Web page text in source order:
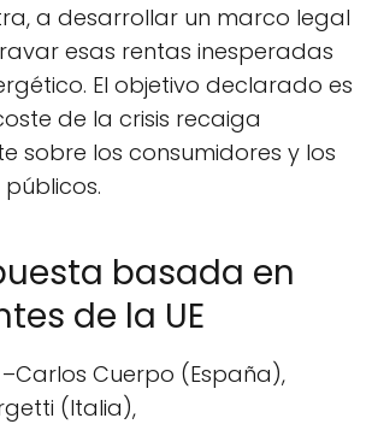
a desarrollar un marco legal
esas rentas inesperadas
El objetivo declarado es
de la crisis recaiga
sobre los consumidores y los
basada en
de la UE
Cuerpo (España),
(Italia),